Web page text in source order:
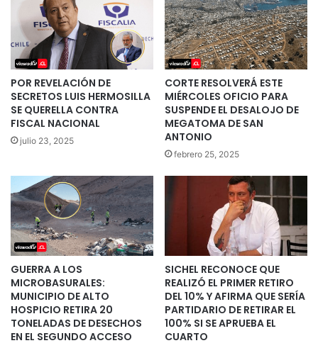
POR REVELACIÓN DE
SECRETOS LUIS HERMOSILLA
SE QUERELLA CONTRA
FISCAL NACIONAL
julio 23, 2025
CORTE RESOLVERÁ ESTE
MIÉRCOLES OFICIO PARA
SUSPENDE EL DESALOJO DE
MEGATOMA DE SAN
ANTONIO
febrero 25, 2025
GUERRA A LOS
MICROBASURALES:
MUNICIPIO DE ALTO
HOSPICIO RETIRA 20
TONELADAS DE DESECHOS
EN EL SEGUNDO ACCESO
SICHEL RECONOCE QUE
REALIZÓ EL PRIMER RETIRO
DEL 10% Y AFIRMA QUE SERÍA
PARTIDARIO DE RETIRAR EL
100% SI SE APRUEBA EL
CUARTO